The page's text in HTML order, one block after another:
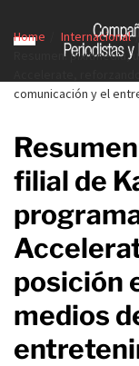
Home
Internacional
Resumen: pixitmedia,
Accelerate,
comunicación y el
filial de
posición
medios